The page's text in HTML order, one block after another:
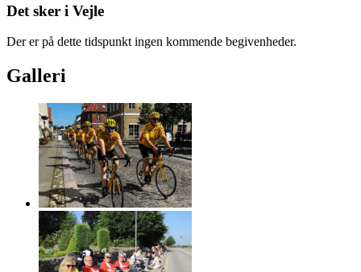
Det sker i Vejle
Der er på dette tidspunkt ingen kommende begivenheder.
Galleri